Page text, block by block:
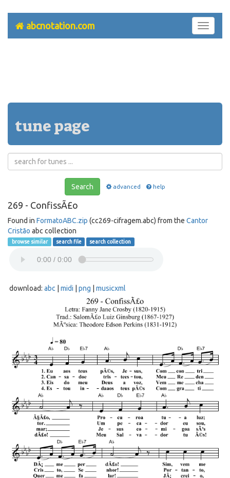
Toggle
abcnotation.com
tune page
Search advanced help
269 - ConfissÃ£o
Found in FormatoABC.zip (cc269-cifragem.abc) from the Cantor
Cristão abc collection
browse similar search file search collection
download: abc midi png musicxml